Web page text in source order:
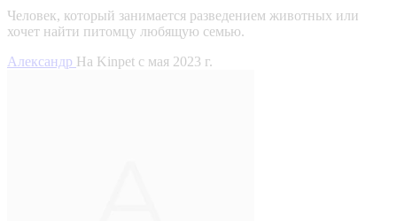
Человек, который занимается разведением животных или
хочет найти питомцу любящую семью.
Александр На Kinpet c мая 2023 г.